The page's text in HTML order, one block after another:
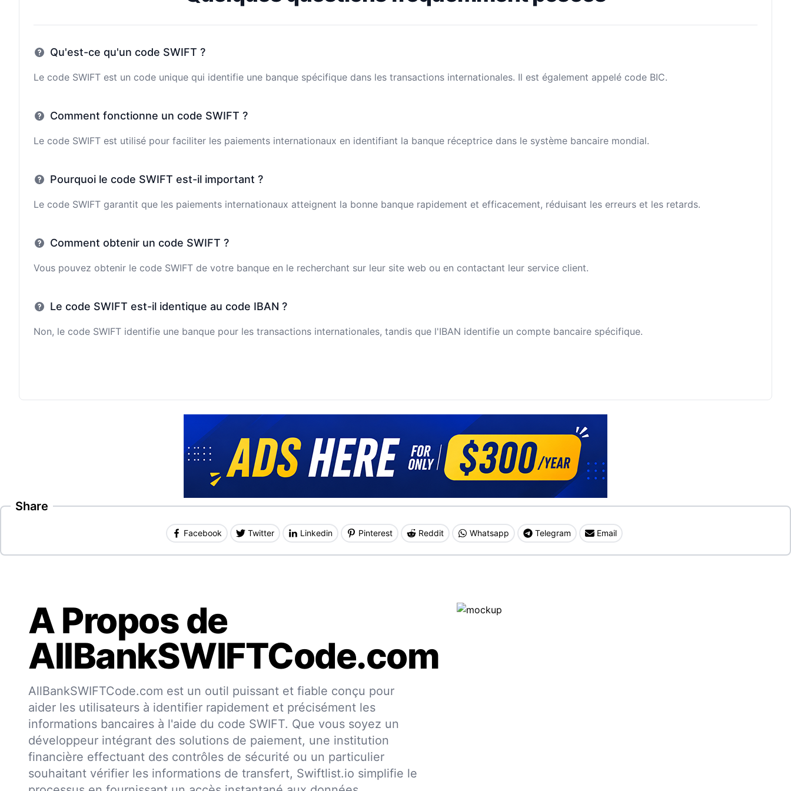
Qu'est-ce qu'un code SWIFT ?
Le code SWIFT est un code unique qui identifie une banque spécifique dans les transactions internationales. Il est également appelé code BIC.
Comment fonctionne un code SWIFT ?
Le code SWIFT est utilisé pour faciliter les paiements internationaux en identifiant la banque réceptrice dans le système bancaire mondial.
Pourquoi le code SWIFT est-il important ?
Le code SWIFT garantit que les paiements internationaux atteignent la bonne banque rapidement et efficacement, réduisant les erreurs et les retards.
Comment obtenir un code SWIFT ?
Vous pouvez obtenir le code SWIFT de votre banque en le recherchant sur leur site web ou en contactant leur service client.
Le code SWIFT est-il identique au code IBAN ?
Non, le code SWIFT identifie une banque pour les transactions internationales, tandis que l'IBAN identifie un compte bancaire spécifique.
Share
Facebook Twitter Linkedin Pinterest Reddit Whatsapp Telegram Email
A Propos de
AllBankSWIFTCode.com
AllBankSWIFTCode.com est un outil puissant et fiable conçu pour
aider les utilisateurs à identifier rapidement et précisément les
informations bancaires à l'aide du code SWIFT. Que vous soyez un
développeur intégrant des solutions de paiement, une institution
financière effectuant des contrôles de sécurité ou un particulier
souhaitant vérifier les informations de transfert, Swiftlist.io simplifie le